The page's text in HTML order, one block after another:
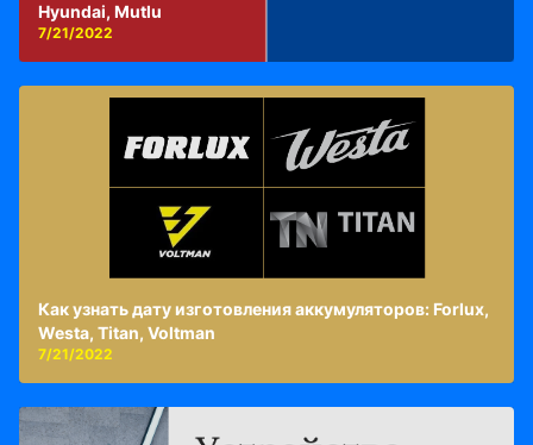
Hyundai, Mutlu
7/21/2022
Как узнать дату изготовления аккумуляторов: Forlux,
Westa, Titan, Voltman
7/21/2022